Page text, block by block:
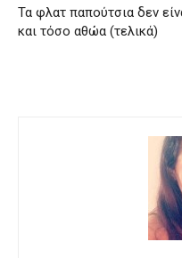
Τα φλατ παπούτσια δεν
και τόσο αθώα (τελικά)